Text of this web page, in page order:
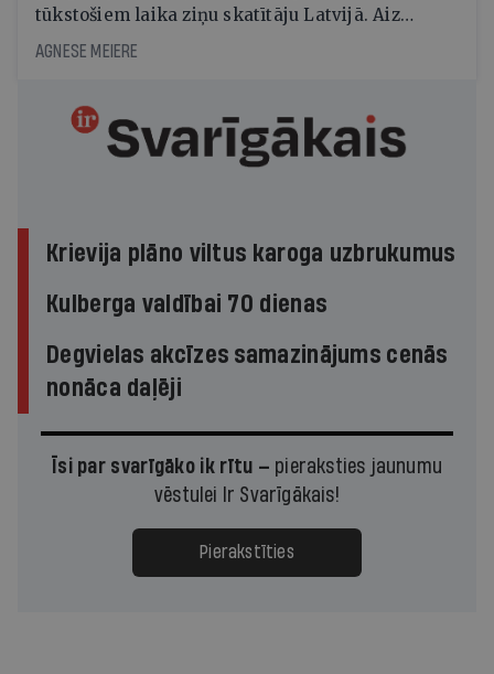
tūkstošiem laika ziņu skatītāju Latvijā. Aiz
dažām minūtēm televīzijas ēterā ir 11 gadi
tie nevienam nav vajadzīgi
AGNESE MEIERE
Krievija plāno viltus karoga uzbrukumus
Kulberga valdībai 70 dienas
Degvielas akcīzes samazinājums cenās
nonāca daļēji
Īsi par svarīgāko ik rītu — pieraksties jaunumu
vēstulei Ir Svarīgākais!
Pierakstīties